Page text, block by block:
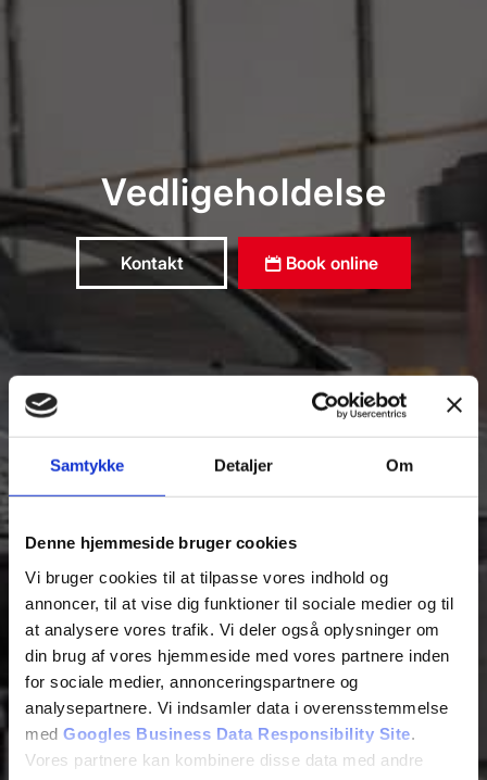
Samtykke Detaljer Om
Denne hjemmeside bruger cookies
Vi bruger cookies til at tilpasse vores indhold og
annoncer, til at vise dig funktioner til sociale medier og til
at analysere vores trafik. Vi deler også oplysninger om
din brug af vores hjemmeside med vores partnere inden
for sociale medier, annonceringspartnere og
analysepartnere. Vi indsamler data i overensstemmelse
med Googles Business Data Responsibility Site
Vores partnere kan kombinere disse data med andre
Vedligeholdelse
Kontakt Book online